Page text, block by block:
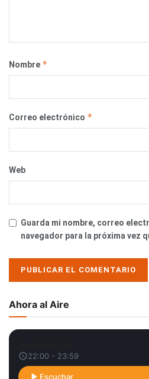
Nombre *
Correo electrónico *
Web
Guarda mi nombre, correo
navegador para la próxima vez
Ahora al Aire
22:00 - 23:59
Escuchar